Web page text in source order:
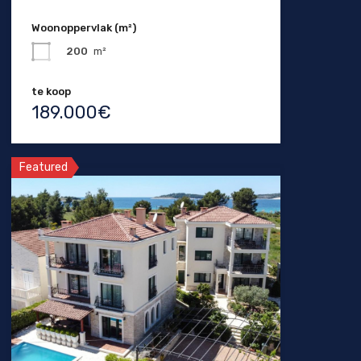
Woonoppervlak (m²)
200 m²
te koop
189.000€
Featured